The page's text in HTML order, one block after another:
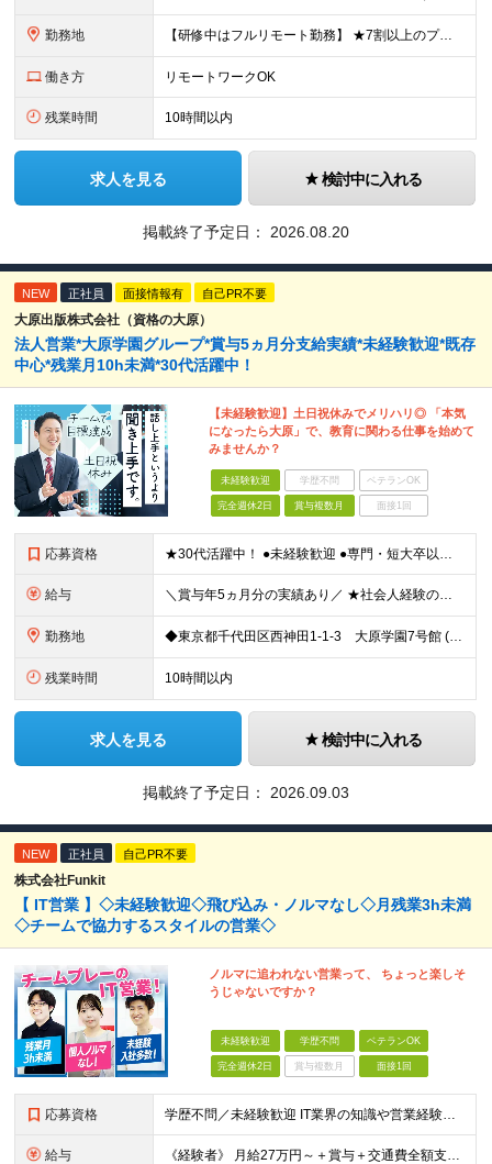
勤務地 【研修中はフルリモート勤務】 ★7割以上のプロジェクトでリモートワークを導入 ★一都三県のプロジェクト先 ★転居を伴う転勤なし ＜プロジェクト先＞ 東京・神奈川・千葉・埼玉でのプロジェクト先にて勤務
働き方 リモートワークOK
残業時間 10時間以内
求人を見る 検討中に入れる
掲載終了予定日： 2026.08.20
NEW 正社員 面接情報有 自己PR不要
大原出版株式会社（資格の大原）
法人営業*大原学園グループ*賞与5ヵ月分支給実績*未経験歓迎*既存
中心*残業月10h未満*30代活躍中！
【未経験歓迎】土日祝休みでメリハリ◎ 「本気
になったら大原」で、教育に関わる仕事を始めて
みませんか？
未経験歓迎 学歴不問 ベテランOK
完全週休2日 賞与複数月 面接1回
応募資格 ★30代活躍中！ ●未経験歓迎 ●専門・短大卒以上 ●簡単なPCスキル（Excel、Wordでの入力ができる程度） 〜こんな方にピッタリです〜 ◎数字に追われず、お客様とじっくり向き合いたい方 ◎相
給与 ＼賞与年5ヵ月分の実績あり／ ★社会人経験の年数に応じて給与アップ！ ★実績に応じたベースアップも年1回実施しています ★営業経験者の方は、月給40万円も可能！ 【想定年収】400～800万円 ┗
勤務地 ◆東京都千代田区西神田1-1-3 大原学園7号館 (変更の範囲)上記を除く当社関連勤務地
残業時間 10時間以内
求人を見る 検討中に入れる
掲載終了予定日： 2026.09.03
NEW 正社員 自己PR不要
株式会社Funkit
【 IT営業 】◇未経験歓迎◇飛び込み・ノルマなし◇月残業3h未満
◇チームで協力するスタイルの営業◇
ノルマに追われない営業って、 ちょっと楽しそ
うじゃないですか？
未経験歓迎 学歴不問 ベテランOK
完全週休2日 賞与複数月 面接1回
応募資格 学歴不問／未経験歓迎 IT業界の知識や営業経験は問いません。 大切にしたいのは、これまでの経歴よりも「人と話すことが好き」「チームで仕事を進めたい」という気持ちです。 ◆ こんな方とお会いしたいで
給与 《経験者》 月給27万円～＋賞与＋交通費全額支給 《未経験者》 月給23万円～＋賞与＋交通費全額支給 ※上記月給には固定残業代（20時間分／《経験者》34,000円～《未経験者》31,100円～）